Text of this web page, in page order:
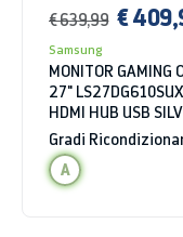
€ 639,99 €
Samsung
MONITOR GAMING
27"
HDMI HUB USB
Gradi
A